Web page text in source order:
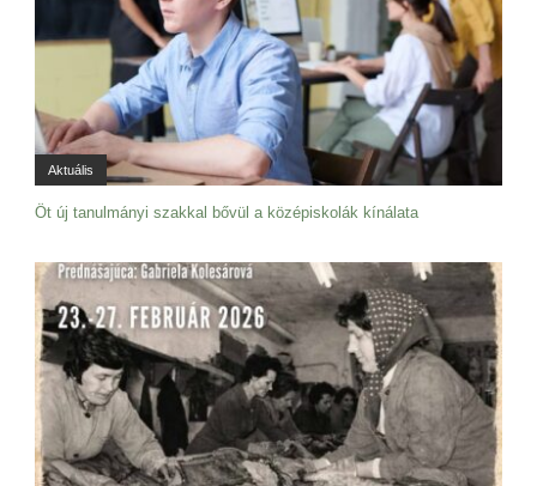
Aktuális
Öt új tanulmányi szakkal bővül a középiskolák kínálata